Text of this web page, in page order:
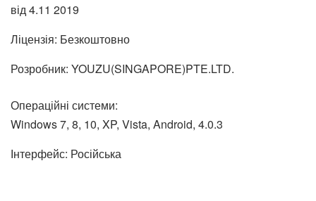
від4.11 2019
Ліцензія: Безкоштовно
Розробник: YOUZU(SINGAPORE)PTE.LTD.
Операційні системи:
Windows 7, 8, 10, XP, Vista, Android, 4.0.3
Інтерфейс: Російська